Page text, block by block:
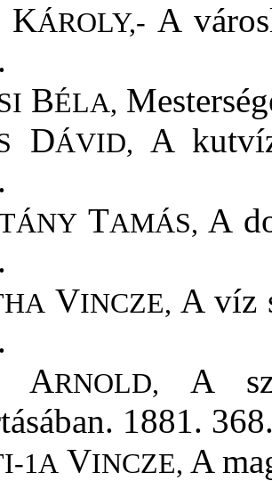
KÁROLY,- A
BÉLA,
DÁVID,
A
TAMÁS, A
VINCZE, A víz
ARNOLD,
A
1881.
1A VINCZE, A